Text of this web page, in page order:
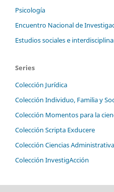
Psicología
Encuentro Nacional de
Estudios sociales e
Series
Colección Jurídica
Colección Individuo, Familia y
Colección Momentos para la
Colección Scripta Exducere
Colección Ciencias
Colección InvestigAcción